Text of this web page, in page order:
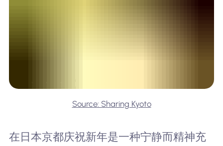
Source: Sharing Kyoto
在日本京都庆祝新年是一种宁静而精神充